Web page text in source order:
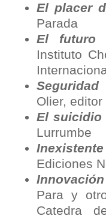
El placer
Parada
El futuro
Instituto
Seguridad
Olier, editor
El
Lurrumbe
Ediciones
Para y
Catedra